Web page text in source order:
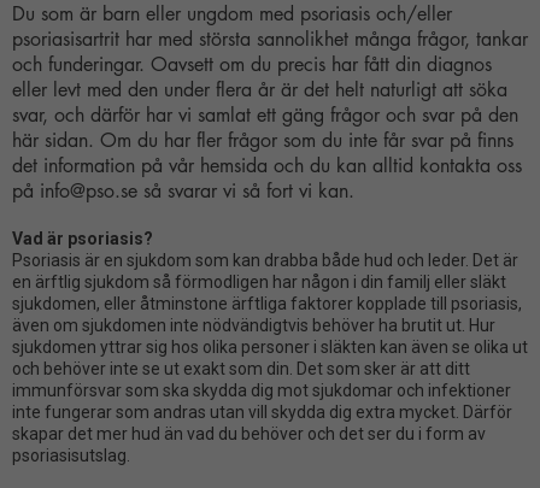
Du som är barn eller ungdom med psoriasis och/eller
psoriasisartrit har med största sannolikhet många frågor, tankar
och funderingar. Oavsett om du precis har fått din diagnos
eller levt med den under flera år är det helt naturligt att söka
svar, och därför har vi samlat ett gäng frågor och svar på den
här sidan. Om du har fler frågor som du inte får svar på finns
det information på vår hemsida och du kan alltid kontakta oss
på info@pso.se så svarar vi så fort vi kan.
Vad är psoriasis?
Psoriasis är en sjukdom som kan drabba både hud och leder. Det är
en ärftlig sjukdom så förmodligen har någon i din familj ellersläkt
sjukdomen, eller åtminstone ärftliga faktorer kopplade till psoriasis,
även om sjukdomen inte nödvändigtvis behöver ha brutit ut . Hur
sjukdomen yttrar sig hos olika personer i släkten kan även se olika ut
och behöver inte se ut exakt som din . Det som sker är att ditt
immunförsvar som ska skydda dig mot sjukdomar och infektioner
inte fungerar som andras utan vill skydda dig extra mycket. Därför
skapar det mer hud än vad du behöver och det ser du i form av
psoriasisutslag.